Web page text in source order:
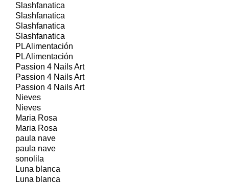
Slashfanatica
Slashfanatica
Slashfanatica
Slashfanatica
PLAlimentación
PLAlimentación
Passion 4 Nails Art
Passion 4 Nails Art
Passion 4 Nails Art
Nieves
Nieves
Maria Rosa
Maria Rosa
paula nave
paula nave
sonolila
Luna blanca
Luna blanca